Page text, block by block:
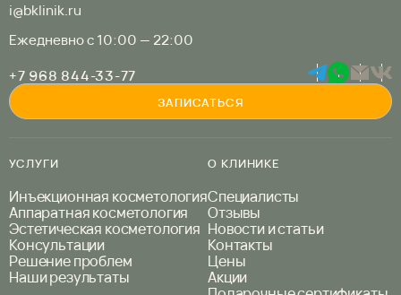
i@bklinik.ru
Ежедневно с 10:00 — 22:00
+7 968 844-33-77
ЗАПИСАТЬСЯ
УСЛУГИ
Инъекционная косметология
Аппаратная косметология
Эстетическая косметология
Консультации
Решение проблем
Наши результаты
О КЛИНИКЕ
Специалисты
Отзывы
Новости и статьи
Контакты
Цены
Акции